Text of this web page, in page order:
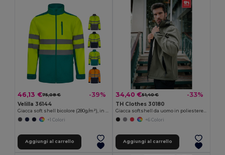
46,13 €75,08 € -39%
Velilla 36144
+1 Colori
Aggiungi al carrello
34,40 €51,40 € -33%
TH Clothes 30180
+6 Colori
Aggiungi al carrello